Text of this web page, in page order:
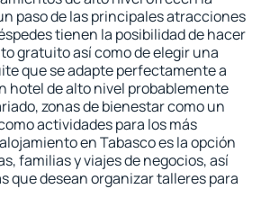
paso de las principales atracciones
tienen la posibilidad de hacer
gratuito así como de elegir una
que se adapte perfectamente a
hotel de alto nivel probablemente
zonas de bienestar como un
actividades para los más
en Tabasco es la opción
familias y viajes de negocios, así
que desean organizar talleres para